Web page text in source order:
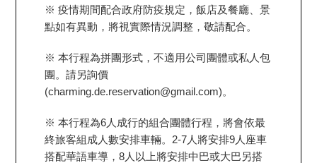
※ 疫情期間配合政府防疫規定，飯店及餐廳、景
點如有異動，將視實際情況調整，敬請配合。
※ 本行程為拼團形式，不適用公司團體或私人包
團。請另詢價
(charming.de.reservation@gmail.com)。
※ 本行程為6人成行的組合團體行程，將會依最
終旅客組成人數安排車輛。2-7人將安排9人座車
搭配華語車導，8人以上將安排中巴或大巴另搭